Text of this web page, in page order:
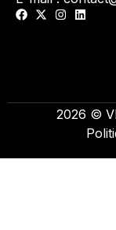
2026 ©